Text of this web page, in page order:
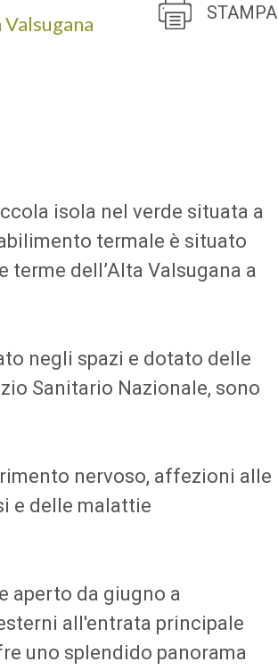
STAMPA
isola nel verde situata a
termale è situato
dell’Alta Valsugana a
negli spazi e dotato delle
Sanitario Nazionale, sono
nervoso, affezioni alle
e delle malattie
aperto da giugno a
all'entrata principale
uno splendido panorama